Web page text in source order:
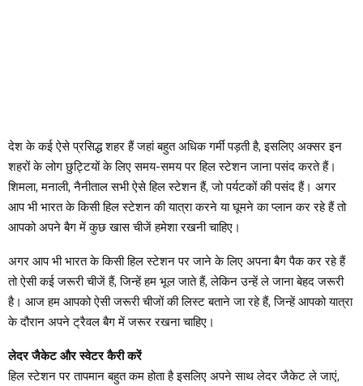
देश के कई ऐसे प्रसिद्ध शहर हैं जहां बहुत अधिक गर्मी पड़ती है, इसलिए अक्सर इन
शहरों के लोग छुट्टियों के लिए समय-समय पर हिल स्टेशन जाना पसंद करते हैं।
शिमला, मनाली, नैनीताल सभी ऐसे हिल स्टेशन हैं, जो पर्यटकों की पसंद हैं। अगर
आप भी भारत के किसी हिल स्टेशन की यात्रा करने या घूमने का प्लान कर रहे हैं तो
आपको अपने बैग में कुछ खास चीजें हमेशा रखनी चाहिए।
अगर आप भी भारत के किसी हिल स्टेशन पर जाने के लिए अपना बैग पैक कर रहे हैं
तो ऐसी कई जरूरी चीजें हैं, जिन्हें हम भूल जाते हैं, लेकिन उन्हें ले जाना बेहद जरूरी
है। आज हम आपको ऐसी जरूरी चीजों की लिस्ट बताने जा रहे हैं, जिन्हें आपको यात्रा
के दौरान अपने ट्रैवल बैग में जरूर रखना चाहिए।
लेदर जैकेट और स्वेटर कैरी करें
हिल स्टेशन पर तापमान बहुत कम होता है इसलिए अपने साथ लेदर जैकेट ले जाएं,